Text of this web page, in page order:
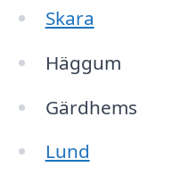
Skara
Häggum
Gärdhems
Lund